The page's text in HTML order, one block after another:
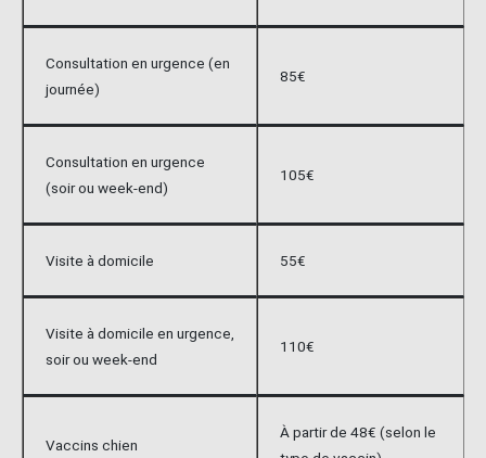
Consultation en urgence (en
journée)
85€
Consultation en urgence
(soir ou week-end)
105€
Visite à domicile 55€
Visite à domicile en urgence,
soir ou week-end
110€
Vaccins chien
À partir de 48€ (selon le